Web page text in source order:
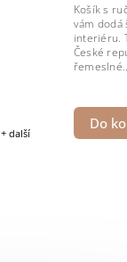
+ další
Do
Košík s
vám dodá
interiéru.
České